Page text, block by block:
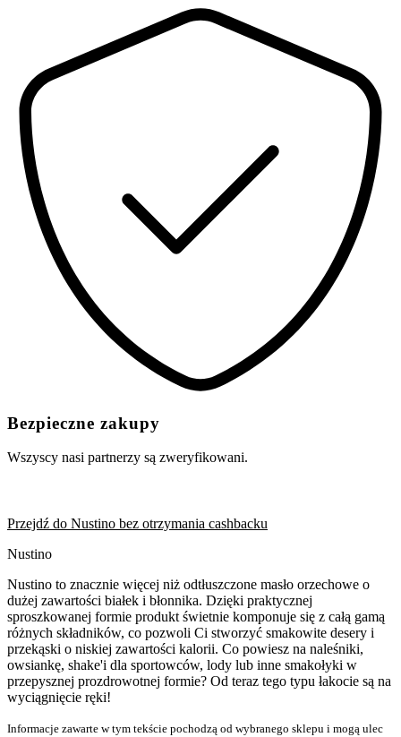
Bezpieczne zakupy
Wszyscy nasi partnerzy są zweryfikowani.
Przejdź do Nustino bez otrzymania cashbacku
Nustino
Nustino to znacznie więcej niż odtłuszczone masło orzechowe o
dużej zawartości białek i błonnika. Dzięki praktycznej
sproszkowanej formie produkt świetnie komponuje się z całą gamą
różnych składników, co pozwoli Ci stworzyć smakowite desery i
przekąski o niskiej zawartości kalorii. Co powiesz na naleśniki,
owsiankę, shake'i dla sportowców, lody lub inne smakołyki w
przepysznej prozdrowotnej formie? Od teraz tego typu łakocie są na
wyciągnięcie ręki!
Informacje zawarte w tym tekście pochodzą od wybranego sklepu i mogą ulec